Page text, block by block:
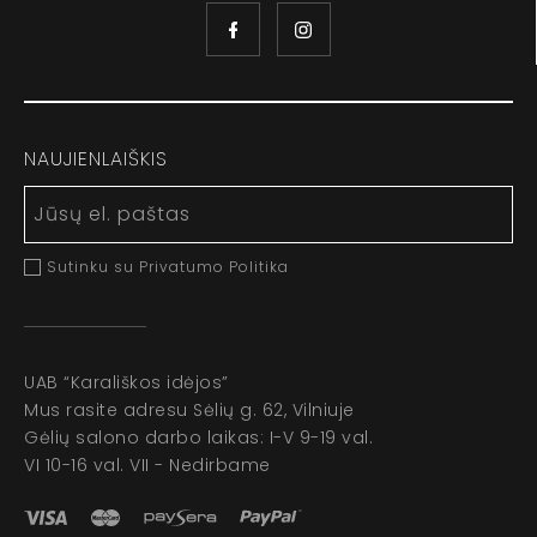
NAUJIENLAIŠKIS
Sutinku su Privatumo Politika
UAB “Karališkos idėjos”
Mus rasite adresu Sėlių g. 62, Vilniuje
Gėlių salono darbo laikas: I-V 9-19 val.
VI 10-16 val. VII - Nedirbame